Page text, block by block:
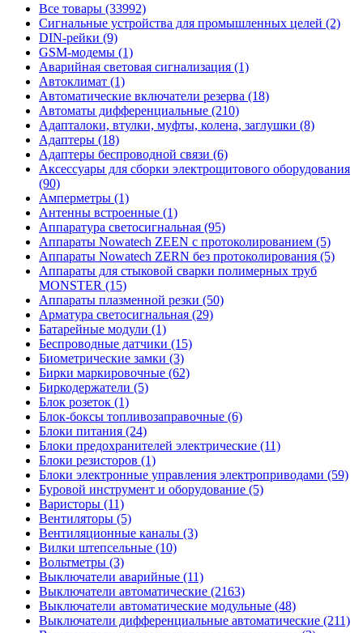
Все товары (33992)
Cигнальные устройства для промышленных целей (2)
DIN-рейки (9)
GSM-модемы (1)
Аварийная световая сигнализация (1)
Автоклимат (1)
Автоматические включатели резерва (18)
Автоматы дифференциальные (210)
Адапталоки, втулки, муфты, колена, заглушки (8)
Адаптеры (18)
Адаптеры беспроводной связи (6)
Аксессуары для сборки электрощитового оборудования
(90)
Амперметры (1)
Антенны встроенные (1)
Аппаратура светосигнальная (95)
Аппараты Nowatech ZEEN c протоколированием (5)
Аппараты Nowatech ZERN без протоколирования (5)
Аппараты для стыковой сварки полимерных труб
MONSTER (15)
Аппараты плазменной резки (50)
Арматура светосигнальная (29)
Батарейные модули (1)
Беспроводные датчики (15)
Биометрические замки (3)
Бирки маркировочные (62)
Биркодержатели (5)
Блок розеток (1)
Блок-боксы топливозаправочные (6)
Блоки питания (24)
Блоки предохранителей электрические (11)
Блоки резисторов (1)
Блоки электронные управления электроприводами (59)
Буровой инструмент и оборудование (5)
Варисторы (11)
Вентиляторы (5)
Вентиляционные каналы (3)
Вилки штепсельные (10)
Вольтметры (3)
Выключатели аварийные (11)
Выключатели автоматические (2163)
Выключатели автоматические модульные (48)
Выключатели дифференциальные автоматические (211)